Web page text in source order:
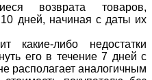
возврата товаров,
дней, начиная с даты их
какие-либо недостатки
его в течение 7 дней с
располагает аналогичным